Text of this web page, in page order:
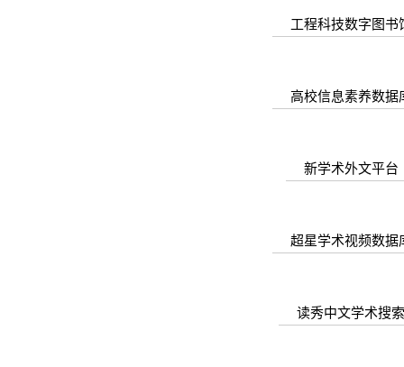
工程科技数字图书
高校信息素养数据
新学术外文平台
超星学术视频数据
读秀中文学术搜